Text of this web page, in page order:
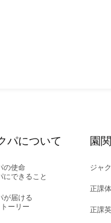
パについて
の使命
にできること
が届ける
ーリー
園
ジャ
正課
正課